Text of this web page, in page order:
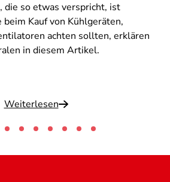
die so etwas verspricht, ist
Kauf von Kühlgeräten,
achten sollten, erklären
in diesem Artikel.
Weiterlesen